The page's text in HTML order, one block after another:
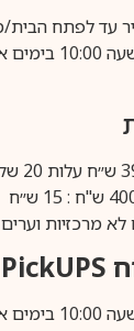
הבית/משרד
וערים מעבר
PickUPS
המועד.